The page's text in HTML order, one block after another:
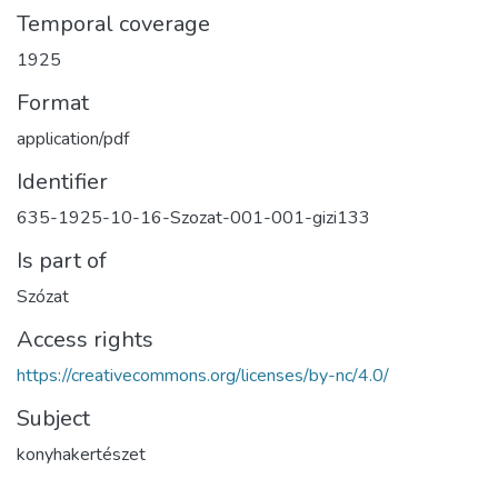
Temporal coverage
1925
Format
application/pdf
Identifier
635-1925-10-16-Szozat-001-001-gizi133
Is part of
Szózat
Access rights
https://creativecommons.org/licenses/by-nc/4.0/
Subject
konyhakertészet